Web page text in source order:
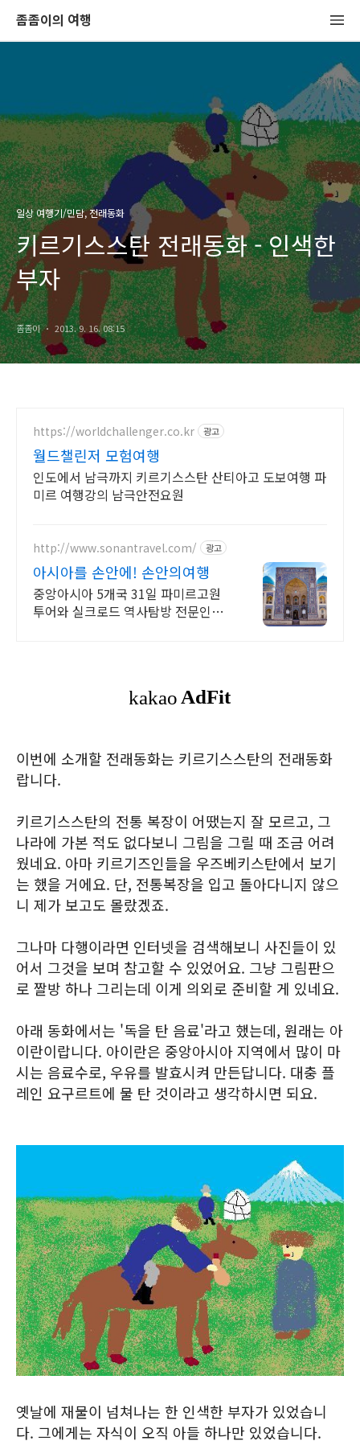
좀좀이의 여행
일상 여행기/민담, 전래동화
키르기스스탄 전래동화 - 인색한
부자
좀좀이 2013. 9. 16. 08:15
https://worldchallenger.co.kr 광고
월드챌린저 모험여행
인도에서 남극까지 키르기스스탄 산티아고 도보여행 파
미르 여행강의 남극안전요원
http://www.sonantravel.com/ 광고
아시아를 손안에! 손안의여행
중앙아시아 5개국 31일 파미르고원
투어와 실크로드 역사탐방 전문인솔
이번에 소개할 전래동화는 키르기스스탄의 전래동화
랍니다.
키르기스스탄의 전통 복장이 어땠는지 잘 모르고, 그
나라에 가본 적도 없다보니 그림을 그릴 때 조금 어려
웠네요. 아마 키르기즈인들을 우즈베키스탄에서 보기
는 했을 거에요. 단, 전통복장을 입고 돌아다니지 않으
니 제가 보고도 몰랐겠죠.
그나마 다행이라면 인터넷을 검색해보니 사진들이 있
어서 그것을 보며 참고할 수 있었어요. 그냥 그림판으
로 짤방 하나 그리는데 이게 의외로 준비할 게 있네요.
아래 동화에서는 '독을 탄 음료'라고 했는데, 원래는 아
이란이랍니다. 아이란은 중앙아시아 지역에서 많이 마
시는 음료수로, 우유를 발효시켜 만든답니다. 대충 플
레인 요구르트에 물 탄 것이라고 생각하시면 되요.
옛날에 재물이 넘쳐나는 한 인색한 부자가 있었습니
다. 그에게는 자식이 오직 아들 하나만 있었습니다.